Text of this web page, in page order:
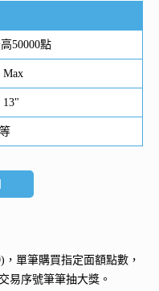
50000點
Max
13"
，單筆購買指定面額點數，
易序號筆筆抽大獎。